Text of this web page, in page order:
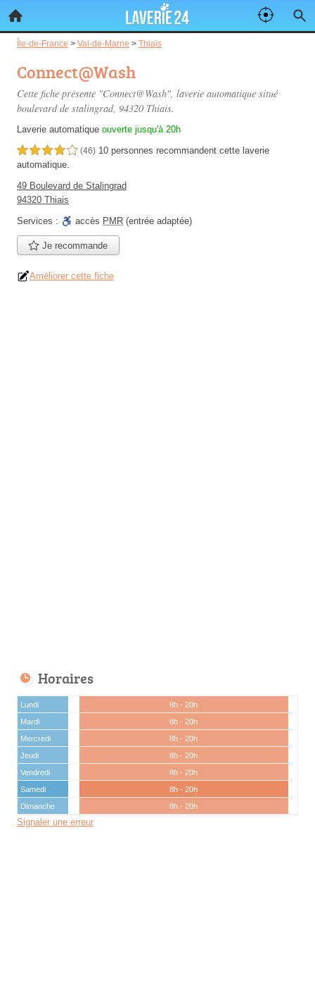
Île-de-France > Val-de-Marne > Thiais
Connect@Wash
Cette fiche présente "Connect@Wash", laverie automatique situé
boulevard de stalingrad, 94320 Thiais.
Laverie automatique ouverte jusqu'à 20h
4,0 étoiles sur 5 (46) 10 personnes recommandent cette laverie
automatique.
49 Boulevard de Stalingrad
94320 Thiais
Services :
accès PMR (entrée adaptée)
Je recommande
Améliorer cette fiche
Horaires
Lundi
8h - 20h
Mardi
8h - 20h
Mercredi
8h - 20h
Jeudi
8h - 20h
Vendredi
8h - 20h
Samedi
8h - 20h
Dimanche
8h - 20h
Signaler une erreur